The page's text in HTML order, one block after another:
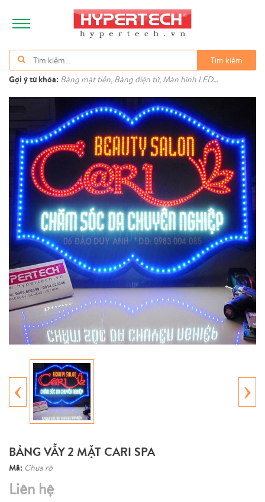
Tìm kiếm
Gợi ý từ khóa: Bảng mặt tiền, Bảng điện tử, Màn hình LED...
‹ ›
BẢNG VẪY 2 MẶT CARI SPA
Mã: Chưa rõ
Liên hệ